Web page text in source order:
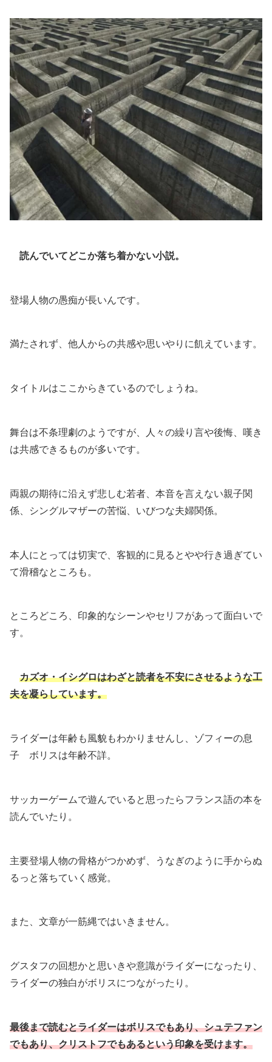
読んでいてどこか落ち着かない小説。
登場人物の愚痴が長いんです。
満たされず、他人からの共感や思いやりに飢えています。
タイトルはここからきているのでしょうね。
舞台は不条理劇のようですが、人々の繰り言や後悔、嘆き
は共感できるものが多いです。
両親の期待に沿えず悲しむ若者、本音を言えない親子関
係、シングルマザーの苦悩、いびつな夫婦関係。
本人にとっては切実で、客観的に見るとやや行き過ぎてい
て滑稽なところも。
ところどころ、印象的なシーンやセリフがあって面白いで
す。
カズオ・イシグロはわざと読者を不安にさせるような工
夫を凝らしています。
ライダーは年齢も風貌もわかりませんし、ゾフィーの息
子 ボリスは年齢不詳。
サッカーゲームで遊んでいると思ったらフランス語の本を
読んでいたり。
主要登場人物の骨格がつかめず、うなぎのように手からぬ
るっと落ちていく感覚。
また、文章が一筋縄ではいきません。
グスタフの回想かと思いきや意識がライダーになったり、
ライダーの独白がボリスにつながったり。
最後まで読むとライダーはボリスでもあり、シュテファン
でもあり、クリストフでもあるという印象を受けます。